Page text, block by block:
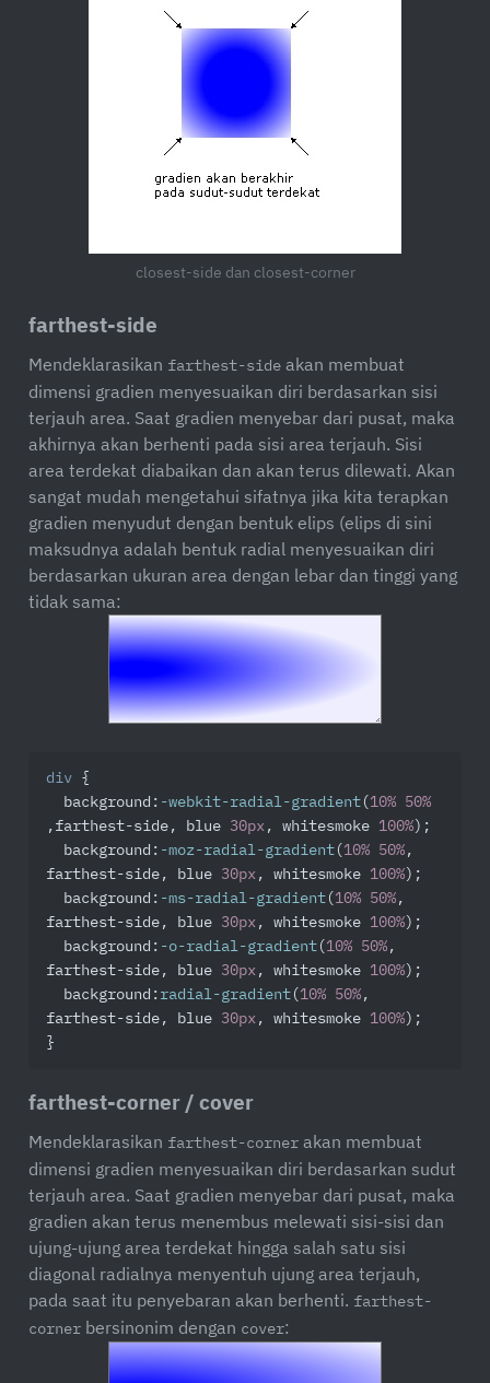
closest-side dan closest-corner
farthest-side
Mendeklarasikan farthest-side akan membuat
dimensi gradien menyesuaikan diri berdasarkan sisi
terjauh area. Saat gradien menyebar dari pusat, maka
akhirnya akan berhenti pada sisi area terjauh. Sisi
area terdekat diabaikan dan akan terus dilewati. Akan
sangat mudah mengetahui sifatnya jika kita terapkan
gradien menyudut dengan bentuk elips (elips di sini
maksudnya adalah bentuk radial menyesuaikan diri
berdasarkan ukuran area dengan lebar dan tinggi yang
tidak sama:
div {
background : -webkit-radial-gradient ( 10%
50%
,farthest-side, blue 30px , whitesmoke 100%);
background : -moz-radial-gradient ( 10% 50% ,
farthest-side, blue 30px , whitesmoke 100%);
background : -ms-radial-gradient ( 10% 50% ,
farthest-side, blue 30px , whitesmoke 100%);
background : -o-radial-gradient ( 10% 50% ,
farthest-side, blue 30px , whitesmoke 100%);
background : radial-gradient ( 10% 50% ,
farthest-side, blue 30px , whitesmoke 100%);
}
farthest-corner / cover
Mendeklarasikan farthest-corner akan membuat
dimensi gradien menyesuaikan diri berdasarkan sudut
terjauh area. Saat gradien menyebar dari pusat, maka
gradien akan terus menembus melewati sisi-sisi dan
ujung-ujung area terdekat hingga salah satu sisi
diagonal radialnya menyentuh ujung area terjauh,
pada saat itu penyebaran akan berhenti. farthest-
corner bersinonim dengan cover: